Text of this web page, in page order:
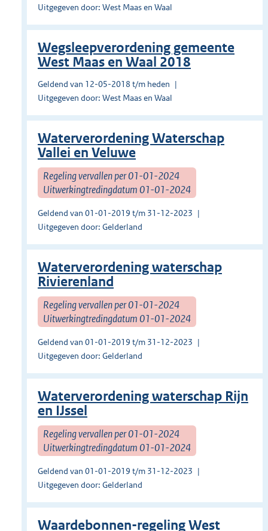
Uitgegeven door: West Maas en Waal
Wegsleepverordening gemeente
West Maas en Waal 2018
Geldend van 12-05-2018 t/m heden
Uitgegeven door: West Maas en Waal
Waterverordening Waterschap
Vallei en Veluwe
Regeling vervallen per 01-01-2024
Uitwerkingtredingdatum 01-01-2024
Geldend van 01-01-2019 t/m 31-12-2023
Uitgegeven door: Gelderland
Waterverordening waterschap
Rivierenland
Regeling vervallen per 01-01-2024
Uitwerkingtredingdatum 01-01-2024
Geldend van 01-01-2019 t/m 31-12-2023
Uitgegeven door: Gelderland
Waterverordening waterschap Rijn
en IJssel
Regeling vervallen per 01-01-2024
Uitwerkingtredingdatum 01-01-2024
Geldend van 01-01-2019 t/m 31-12-2023
Uitgegeven door: Gelderland
Waardebonnen-regeling West